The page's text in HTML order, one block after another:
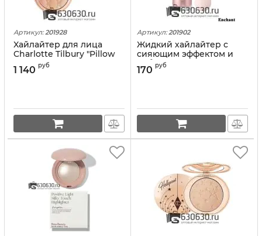
Артикул: 201928
Xайлайтер для лица
Charlotte Tilbury "Pillow
Talk Multi Glow" 1шт.
1 140 руб
Артикул: 201902
Жидкий хайлайтер с
сияющим эффектом и
добавлением
растительных
170 руб